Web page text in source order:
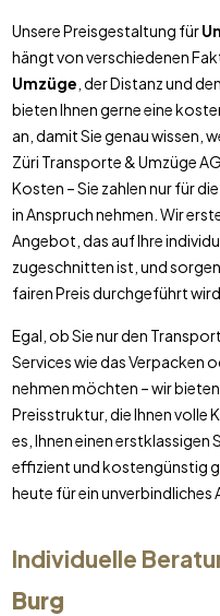
Unsere Preisgestaltung für
hängt von verschiedenen
Umzüge , der Distanz und
bieten Ihnen gerne eine
an, damit Sie genau wissen,
Züri Transporte & Umzüge
Kosten – Sie zahlen nur für
in Anspruch nehmen. Wir
Angebot, das auf Ihre
zugeschnitten ist, und
fairen Preis durchgeführt wird.
Egal, ob Sie nur den
Services wie das Verpacken
nehmen möchten – wir
Preisstruktur, die Ihnen volle
es, Ihnen einen erstklassigen
effizient und kostengünstig
heute für ein unverbindliches
Individuelle
Burg